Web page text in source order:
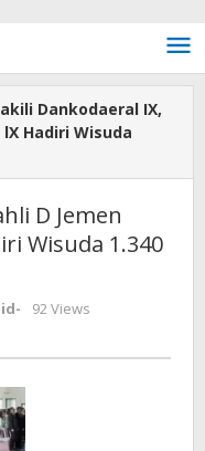
Dankodaeral IX,
Hadiri Wisuda
D Jemen
Wisuda 1.340
-
92 Views